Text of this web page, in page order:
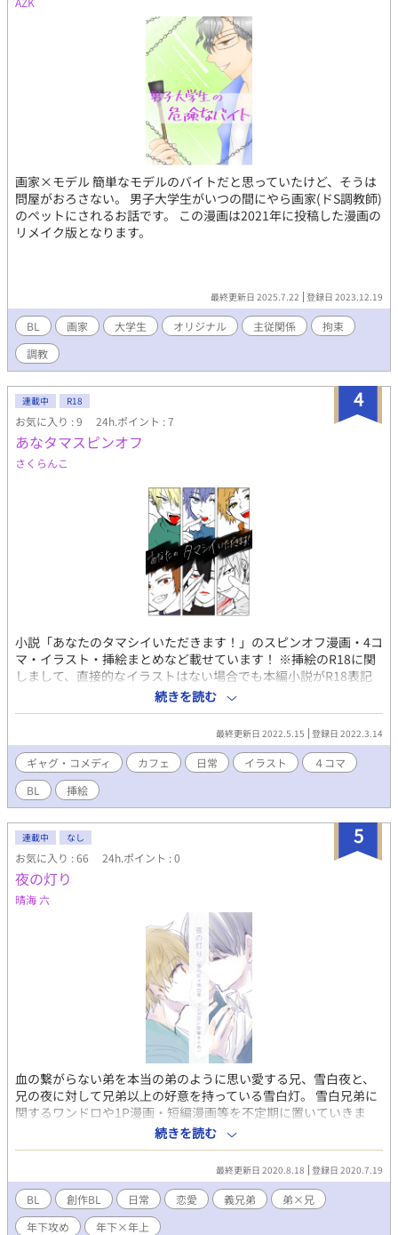
画家×モデル 簡単なモデルのバイトだと思っていたけど、そうは
問屋がおろさない。 男子大学生がいつの間にやら画家(ドS調教師)
のペットにされるお話です。 この漫画は2021年に投稿した漫画の
リメイク版となります。
最終更新日 2025.7.22 登録日 2023.12.19
BL 画家 大学生 オリジナル 主従関係
拘束
調教
4
連載中 R18
お気に入り : 9 24h.ポイント : 7
あなタマスピンオフ
さくらんこ
小説「あなたのタマシイいただきます！」のスピンオフ漫画・4コ
マ・イラスト・挿絵まとめなど載せています！ ※挿絵のR18に関
しまして、直接的なイラストはない場合でも本編小説がR18表記
のため、イラストもR18とさせていただいております。 本編の小
説・キャラの詳細はこちら。
https://www.alphapolis.co.jp/novel/26142536/832586468
「《食霊ーしょくれいー》ってなんですか？」 普通男子大学生、
代表、千星那由多。 大学生活を普通に満喫予定だった彼が喫茶
【シロフクロウ】でのバイトを始めてしまったがばかりに…！ そ
こで働く仲間たちは“普通じゃない”イケメンばかり。 そして、彼
らには隠された『別の仕事』がある…。 BL、日常、バトル、シリ
アス、R18、拘束調教、強制……なんでもありのストーリー。 あ
なたは喫茶【シロフクロウ】の扉を開けますか？ 6人それぞれ固
定カップリングはありますが、モブ姦や他キャラとの絡み、攻め
フェ、リバ、複数彼女持ち等ありますのでお気をつけください。
タイトルにプレイ内容を記載しております。 【今後関係を持つカ
プ】 ⚫︎たつなゆ(病んデレ腹黒×へたれ) 傾向…強制/乳首責め/執
着/片想い？/攻め複数彼女持ち ⚫︎けんはる(ワンコ×ツンデレ) 傾
向…片想い/敏感プレイ ⚫︎くきさち(鬼畜一途×クーデレ) 傾向…
R18-G/拘束調教/男ふたなり/リョナ/尿道プレイ/襲い受け/甘々/両
想い ⚫︎はるなゆ(尽くし攻め×へたれ) 傾向…キス/夢オチえっち/
過去に体の関係があったカップリング。リバ予定あり。 しばらく
挿絵を毎日投稿します。 ⚫︎Twitter いるかとう
https://twitter.com/__isc__ ろめの
https://twitter.com/shiro2960 ⚫︎youtube(雑談)
https://youtube.com/channel/UCvPqK3k953kmugRx7qzvLqw
続きを読む
最終更新日 2022.5.15 登録日 2022.3.14
ギャグ・コメディ カフェ 日常 イラスト
４コマ
BL
挿絵
5
連載中 なし
お気に入り : 66 24h.ポイント : 0
夜の灯り
晴海 六
血の繋がらない弟を本当の弟のように思い愛する兄、雪白夜と、
兄の夜に対して兄弟以上の好意を持っている雪白灯。 雪白兄弟に
関するワンドロや1P漫画・短編漫画等を不定期に置いていきま
す。 社会人だったり学生時代の話だったり、ちっちゃいころの話
だったり。 ★大田ネクロマンサーさんに二人の小説を書いて頂き
ました。 小説の方は心がしんどいR18ですが、大丈夫そうな方は
ぜひ。 アルファポリスの小説投稿側で掲載していただいていま
す。 ◆俺の調教開発では美しい兄を飼犬にはできない（※R18）
⇒ https://www.alphapolis.co.jp/novel/288656547/275365495 .
続きを読む
最終更新日 2020.8.18 登録日 2020.7.19
BL 創作BL 日常 恋愛 義兄弟
弟×兄
年下攻め
年下×年上